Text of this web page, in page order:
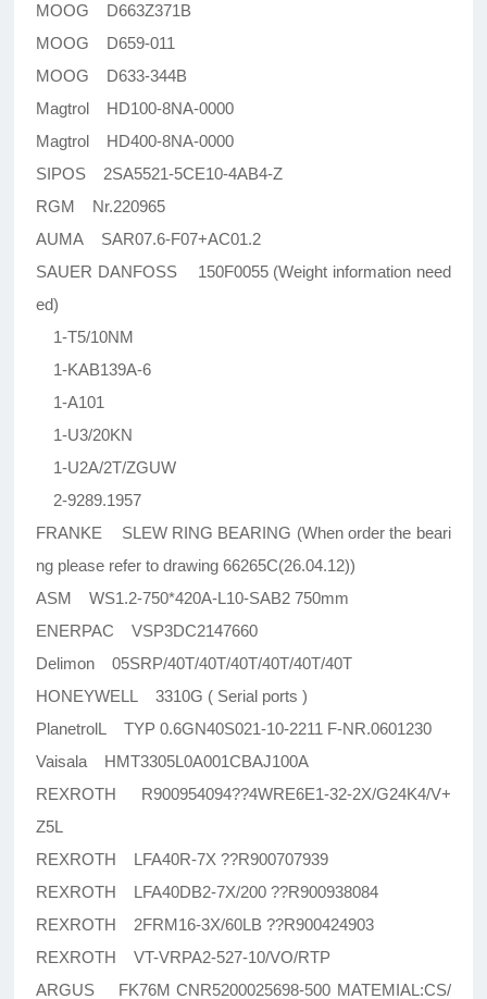
MOOG D663Z371B
MOOG D659-011
MOOG D633-344B
Magtrol HD100-8NA-0000
Magtrol HD400-8NA-0000
SIPOS 2SA5521-5CE10-4AB4-Z
RGM Nr.220965
AUMA SAR07.6-F07+AC01.2
SAUER DANFOSS 150F0055 (Weight information need
ed)
1-T5/10NM
1-KAB139A-6
1-A101
1-U3/20KN
1-U2A/2T/ZGUW
2-9289.1957
FRANKE SLEW RING BEARING (When order the beari
ng please refer to drawing 66265C(26.04.12))
ASM WS1.2-750*420A-L10-SAB2 750mm
ENERPAC VSP3DC2147660
Delimon 05SRP/40T/40T/40T/40T/40T/40T
HONEYWELL 3310G ( Serial ports )
PlanetrolL TYP 0.6GN40S021-10-2211 F-NR.0601230
Vaisala HMT3305L0A001CBAJ100A
REXROTH R900954094??4WRE6E1-32-2X/G24K4/V+
Z5L
REXROTH LFA40R-7X ??R900707939
REXROTH LFA40DB2-7X/200 ??R900938084
REXROTH 2FRM16-3X/60LB ??R900424903
REXROTH VT-VRPA2-527-10/VO/RTP
ARGUS FK76M CNR5200025698-500 MATEMIAL:CS/